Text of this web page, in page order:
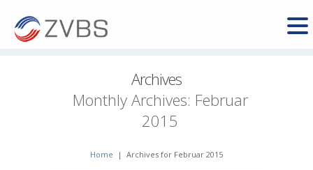
Archives
Monthly Archives: Februar
2015
Home | Archives for Februar 2015